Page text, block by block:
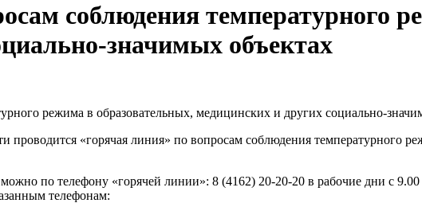
соблюдения температурного
значимых объектах
режима в образовательных, медицинских и других социально-
проводится «горячая линия» по вопросам соблюдения температурного
по телефону «горячей линии»: 8 (4162) 20-20-20 в рабочие дни с
телефонам: